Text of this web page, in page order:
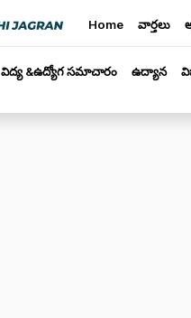
Home వార్తలు
విద్య &ఉద్యోగ సమాచారం ఉద్యాన